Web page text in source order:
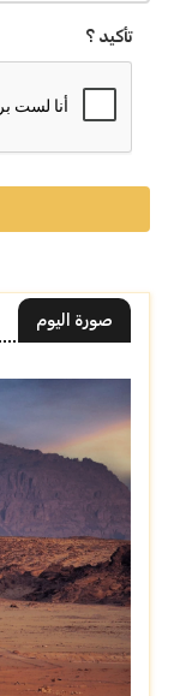
تأكيد ؟
صورة اليوم